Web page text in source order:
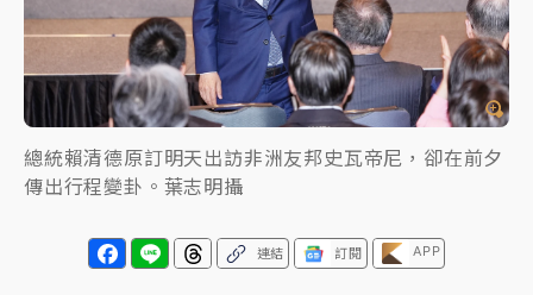
台東農業處長涉圖利渡假村！東檢抗告成功 今重開羈
押庭
父親節泡湯了！中颱白海豚雨彈轟3天 「紅到發紫」降
雨熱區曝
總統賴清德原訂明天出訪非洲友邦史瓦帝尼，卻在前夕
傳出行程變卦。葉志明攝
連結 訂閱 APP